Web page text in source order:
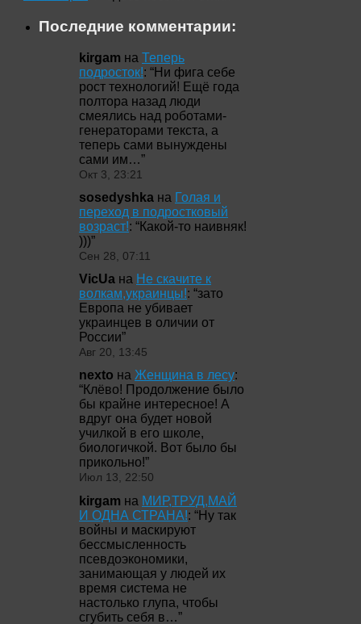
Последние комментарии:
kirgam на Теперь
подросток!: “Ни фига себе
рост технологий! Ещё года
полтора назад люди
смеялись над роботами-
генераторами текста, а
теперь сами вынуждены
сами им…”
Окт 3, 23:21
sosedyshka на Голая и
переход в подростковый
возраст!: “Какой-то наивняк!
)))”
Сен 28, 07:11
VicUa на Не скачите к
волкам,украинцы!: “зато
Европа не убивает
украинцев в оличии от
России”
Авг 20, 13:45
nexto на Женщина в лесу:
“Клёво! Продолжение было
бы крайне интересное! А
вдруг она будет новой
училкой в его школе,
биологичкой. Вот было бы
прикольно!”
Июл 13, 22:50
kirgam на МИР,ТРУД,МАЙ
И ОДНА СТРАНА!: “Ну так
войны и маскируют
бессмысленность
псевдоэкономики,
занимающая у людей их
время система не
настолько глупа, чтобы
сгубить себя в…”